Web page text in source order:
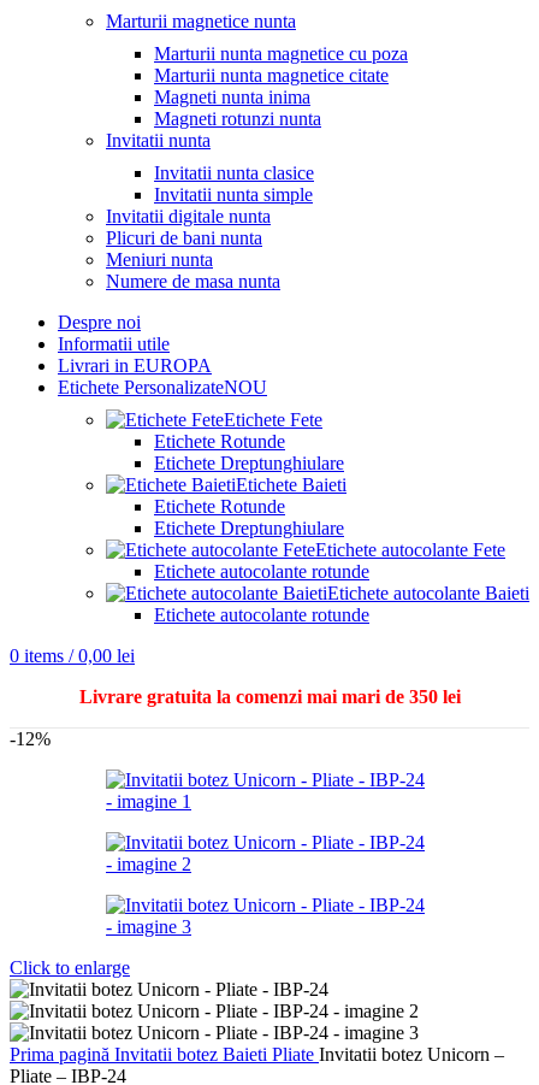
Marturii magnetice nunta
Marturii nunta magnetice cu poza
Marturii nunta magnetice citate
Magneti nunta inima
Magneti rotunzi nunta
Invitatii nunta
Invitatii nunta clasice
Invitatii nunta simple
Invitatii digitale nunta
Plicuri de bani nunta
Meniuri nunta
Numere de masa nunta
Despre noi
Informatii utile
Livrari in EUROPA
Etichete PersonalizateNOU
Etichete Fete
Etichete Rotunde
Etichete Dreptunghiulare
Etichete Baieti
Etichete Rotunde
Etichete Dreptunghiulare
Etichete autocolante Fete
Etichete autocolante rotunde
Etichete autocolante Baieti
Etichete autocolante rotunde
0 items / 0,00 lei
Livrare gratuita la comenzi mai mari de 350 lei
-12%
Click to enlarge
Prima pagină Invitatii botez Baieti Pliate Invitatii botez Unicorn –
Pliate – IBP-24